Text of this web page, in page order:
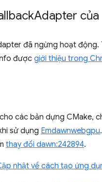
Adapter
đã ngừng hoạt
đượcgiới thiệu trong
các bản dựng CMake,
sử dụng Emdawnwebgpu
thay đổi dawn:242894.
nhật về cách tạo ứng